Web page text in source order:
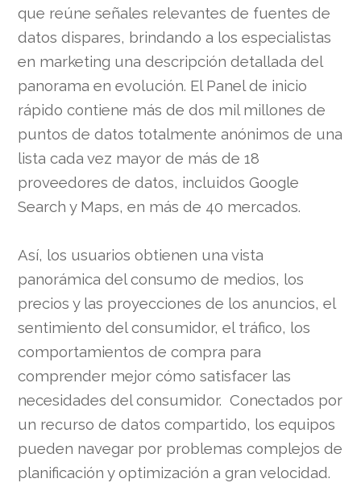
que reúne señales relevantes de fuentes de
datos dispares, brindando a los especialistas
en marketing una descripción detallada del
panorama en evolución. El Panel de inicio
rápido contiene más de dos mil millones de
puntos de datos totalmente anónimos de una
lista cada vez mayor de más de 18
proveedores de datos, incluidos Google
Search y Maps, en más de 40 mercados.
Así, los usuarios obtienen una vista
panorámica del consumo de medios, los
precios y las proyecciones de los anuncios, el
sentimiento del consumidor, el tráfico, los
comportamientos de compra para
comprender mejor cómo satisfacer las
necesidades del consumidor. Conectados por
un recurso de datos compartido, los equipos
pueden navegar por problemas complejos de
planificación y optimización a gran velocidad.